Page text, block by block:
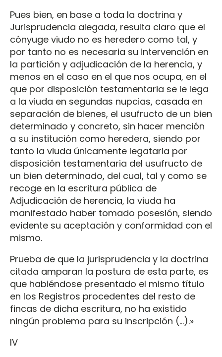
Pues bien, en base a toda la doctrina y
Jurisprudencia alegada, resulta claro que el
cónyuge viudo no es heredero como tal, y
por tanto no es necesaria su intervención en
la partición y adjudicación de la herencia, y
menos en el caso en el que nos ocupa, en el
que por disposición testamentaria se le lega
a la viuda en segundas nupcias, casada en
separación de bienes, el usufructo de un bien
determinado y concreto, sin hacer mención
a su institución como heredera, siendo por
tanto la viuda únicamente legataria por
disposición testamentaria del usufructo de
un bien determinado, del cual, tal y como se
recoge en la escritura pública de
Adjudicación de herencia, la viuda ha
manifestado haber tomado posesión, siendo
evidente su aceptación y conformidad con el
mismo.
Prueba de que la jurisprudencia y la doctrina
citada amparan la postura de esta parte, es
que habiéndose presentado el mismo título
en los Registros procedentes del resto de
fincas de dicha escritura, no ha existido
ningún problema para su inscripción (…).»
IV